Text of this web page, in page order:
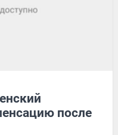
после